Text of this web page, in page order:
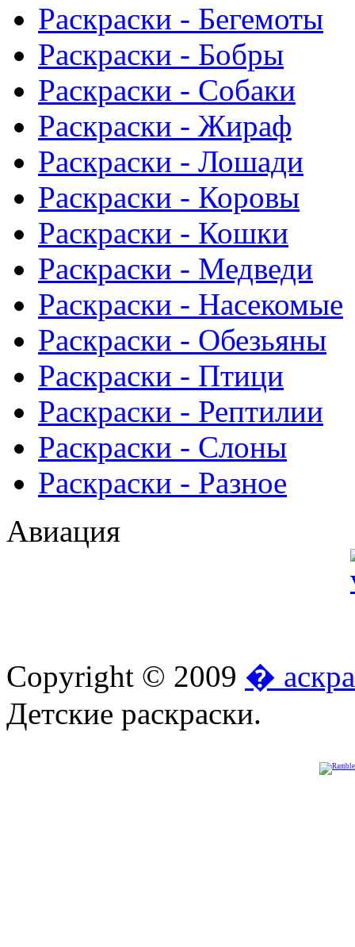
Раскраски - Бегемоты
Раскраски - Бобры
Раскраски - Собаки
Раскраски - Жираф
Раскраски - Лошади
Раскраски - Коровы
Раскраски - Кошки
Раскраски - Медведи
Раскраски - Насекомые
Раскраски - Обезьяны
Раскраски - Птици
Раскраски - Рептилии
Раскраски - Слоны
Раскраски - Разное
Авиация
Copyright © 2009 �
Детские раскраски.